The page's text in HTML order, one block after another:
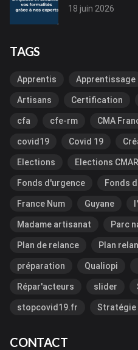
CONTACT
18 juin 2026
TAGS
Apprentis Apprentissage
Artisans Certification
cfa cfe-rm CMA
covid19 Covid 19
Elections Elections
Fonds d'urgence Fonds
France Num Guyane
Madame artisanat Parc
Plan de relance Plan
préparation Qualiopi
Répar'acteurs slider
stopcovid19.fr Stratégie